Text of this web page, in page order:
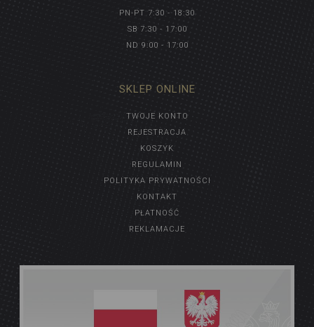
PN-PT 7:30 - 18:30
SB 7:30 - 17:00
ND 9:00 - 17:00
SKLEP ONLINE
TWOJE KONTO
REJESTRACJA
KOSZYK
REGULAMIN
POLITYKA PRYWATNOŚCI
KONTAKT
PŁATNOŚĆ
REKLAMACJE